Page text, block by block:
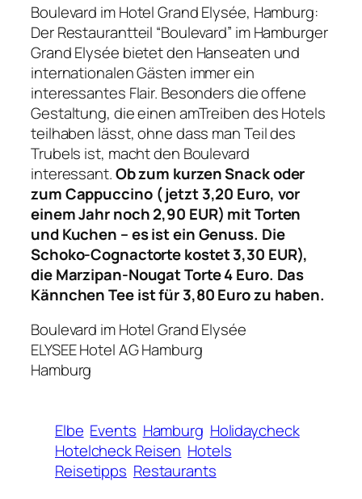
Boulevard im Hotel Grand Elysée, Hamburg:
Der Restaurantteil “Boulevard” im Hamburger
Grand Elysée bietet den Hanseaten und
internationalen Gästen immer ein
interessantes Flair. Besonders die offene
Gestaltung, die einen amTreiben des Hotels
teilhaben lässt, ohne dass man Teil des
Trubels ist, macht den Boulevard
interessant.Ob zum kurzen Snack oder
zum Cappuccino ( jetzt 3,20 Euro, vor
einem Jahr noch 2,90 EUR) mit Torten
und Kuchen – es ist ein Genuss. Die
Schoko-Cognactorte kostet 3,30 EUR),
die Marzipan-Nougat Torte 4 Euro. Das
Kännchen Tee ist für 3,80 Euro zu haben.
Boulevard im Hotel Grand Elysée
ELYSEE Hotel AG Hamburg
Hamburg
Elbe Events Hamburg Holidaycheck
Hotelcheck Reisen Hotels
Reisetipps Restaurants